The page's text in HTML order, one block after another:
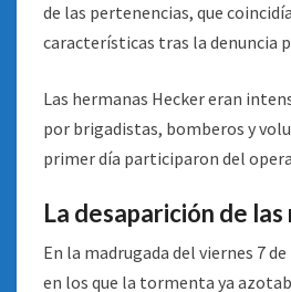
de las pertenencias, que
características tras la denuncia
Las hermanas Hecker eran
por brigadistas, bomberos y
primer día participaron del
La desaparición de las
En la madrugada del viernes 7
en los que la tormenta ya